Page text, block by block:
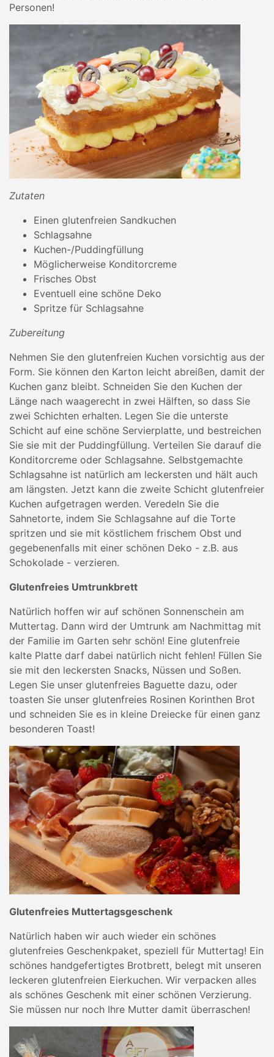
Personen!
Zutaten
Einen glutenfreien Sandkuchen
Schlagsahne
Kuchen-/Puddingfüllung
Möglicherweise Konditorcreme
Frisches Obst
Eventuell eine schöne Deko
Spritze für Schlagsahne
Zubereitung
Nehmen Sie den glutenfreien Kuchen vorsichtig aus der
Form. Sie können den Karton leicht abreißen, damit der
Kuchen ganz bleibt. Schneiden Sie den Kuchen der
Länge nach waagerecht in zwei Hälften, so dass Sie
zwei Schichten erhalten. Legen Sie die unterste
Schicht auf eine schöne Servierplatte, und bestreichen
Sie sie mit der Puddingfüllung. Verteilen Sie darauf die
Konditorcreme oder Schlagsahne. Selbstgemachte
Schlagsahne ist natürlich am leckersten und hält auch
am längsten. Jetzt kann die zweite Schicht glutenfreier
Kuchen aufgetragen werden. Veredeln Sie die
Sahnetorte, indem Sie Schlagsahne auf die Torte
spritzen und sie mit köstlichem frischem Obst und
gegebenenfalls mit einer schönen Deko - z.B. aus
Schokolade - verzieren.
Glutenfreies Umtrunkbrett
Natürlich hoffen wir auf schönen Sonnenschein am
Muttertag. Dann wird der Umtrunk am Nachmittag mit
der Familie im Garten sehr schön! Eine glutenfreie
kalte Platte darf dabei natürlich nicht fehlen! Füllen Sie
sie mit den leckersten Snacks, Nüssen und Soßen.
Legen Sie unser glutenfreies Baguette dazu, oder
toasten Sie unser glutenfreies Rosinen Korinthen Brot
und schneiden Sie es in kleine Dreiecke für einen ganz
besonderen Toast!
Glutenfreies Muttertagsgeschenk
Natürlich haben wir auch wieder ein schönes
glutenfreies Geschenkpaket, speziell für Muttertag! Ein
schönes handgefertigtes Brotbrett, belegt mit unseren
leckeren glutenfreien Eierkuchen. Wir verpacken alles
als schönes Geschenk mit einer schönen Verzierung.
Sie müssen nur noch Ihre Mutter damit überraschen!